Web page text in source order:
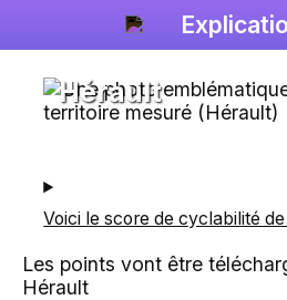
Hérault
Voici le score de cyclabilité de
Les points vont être
Hérault